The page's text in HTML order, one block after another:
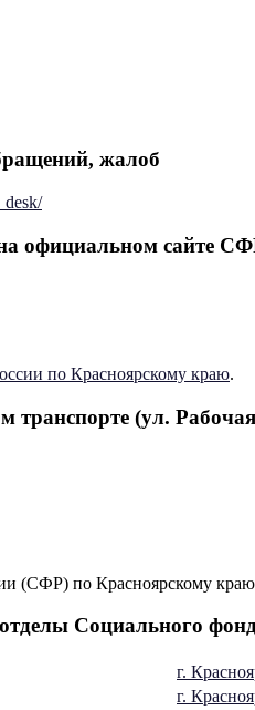
жалоб
официальном сайте
по Красноярскому краю.
транспорте (ул.
Социального
г.
г.